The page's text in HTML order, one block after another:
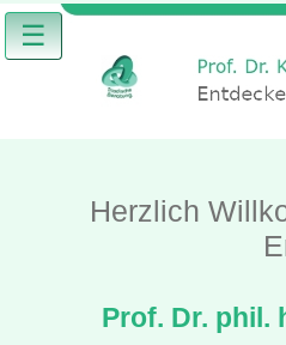
☰
Herzlich
Prof. Dr. phil.